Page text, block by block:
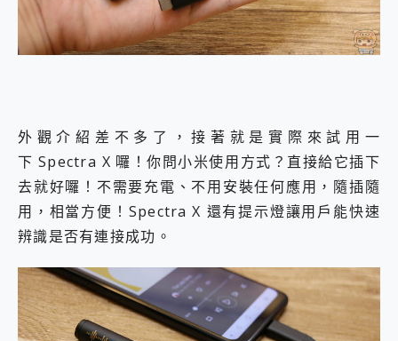
外觀介紹差不多了，接著就是實際來試用一
下 Spectra X 囉！你問小米使用方式？直接給它插下
去就好囉！不需要充電、不用安裝任何應用，隨插隨
用，相當方便！Spectra X 還有提示燈讓用戶能快速
辨識是否有連接成功。